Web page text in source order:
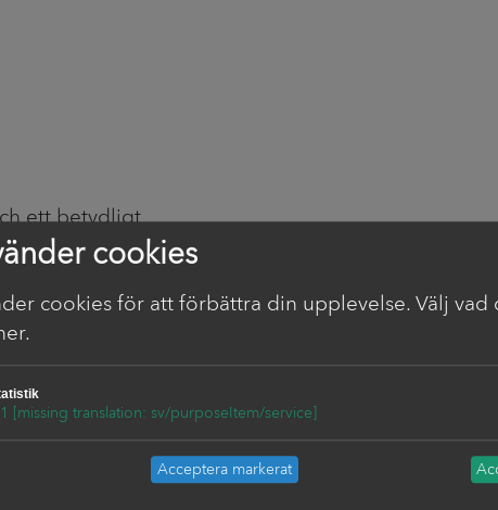
ett betydligt
täckmålade
träets
cookies
cookies för att förbättra din upplevelse. Välj vad
1 [missing translation: sv/purposeItem/service]
Acceptera markerat